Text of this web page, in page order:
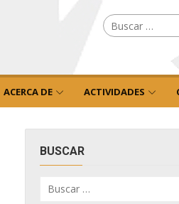
Buscar
por:
ACERCA DE ACTIVIDADES
BUSCAR
por: